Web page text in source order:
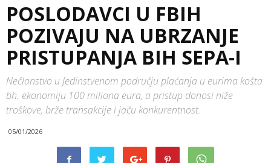
POSLODAVCI U FBIH
POZIVAJU NA UBRZANJE
PRISTUPANJA BIH SEPA-I
Nečlanstvo u Jedinstvenom području plaćanja u eurima košta
bh. ekonomiju 100 miliona eura, a pristup donosi niže
troškove, brže transakcije i jaču konkurentnost.
05/01/2026